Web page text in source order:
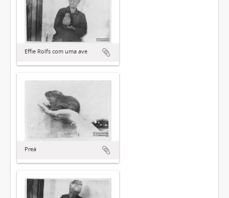
Effie Rolfs com uma ave
Preá